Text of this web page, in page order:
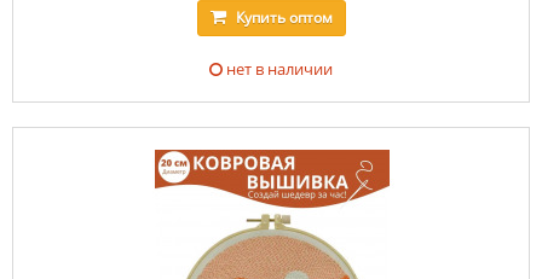
Купитьоптом
нет в наличии